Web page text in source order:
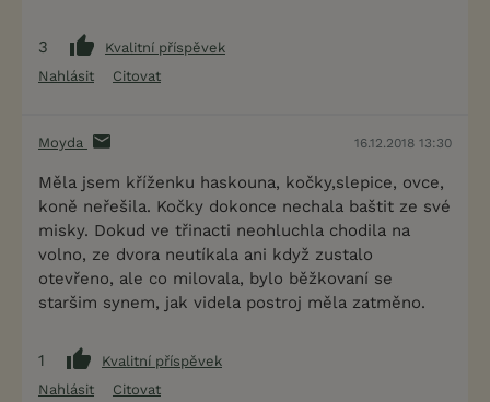
3
Kvalitní příspěvek
Nahlásit
Citovat
Moyda 16.12.2018 13:30
Měla jsem kříženku haskouna, kočky,slepice, ovce,
koně neřešila. Kočky dokonce nechala baštit ze své
misky. Dokud ve třinacti neohluchla chodila na
volno, ze dvora neutíkala ani když zustalo
otevřeno, ale co milovala, bylo běžkovaní se
staršim synem, jak videla postroj měla zatměno.
1
Kvalitní příspěvek
Nahlásit
Citovat